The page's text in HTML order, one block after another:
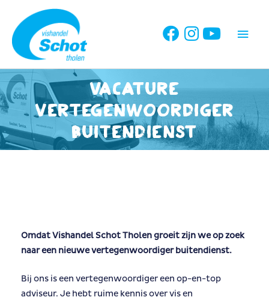
inhoud
Vacature
vertegenwoordiger
buitendienst
Omdat Vishandel Schot Tholen groeit zijn we op zoek
naar een nieuwe vertegenwoordiger buitendienst.
Bij ons is een vertegenwoordiger een op-en-top
adviseur. Je hebt ruime kennis over vis en